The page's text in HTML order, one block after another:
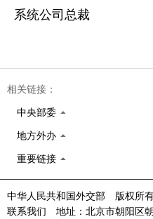
系统公司总裁
相关链接：
中央部委
地方外办
重要链接
中华人民共和国外交部 版权所
联系我们 地址：北京市朝阳区